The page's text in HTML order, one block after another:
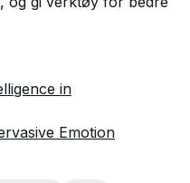
in
Emotion